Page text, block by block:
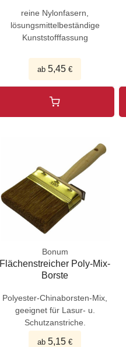
reine Nylonfasern,
lösungsmittelbeständige
Kunststofffassung
ab5,45 €
Bonum
Flächenstreicher Poly-Mix-
Borste
Polyester-Chinaborsten-Mix,
geeignet für Lasur- u.
Schutzanstriche.
ab5,15 €